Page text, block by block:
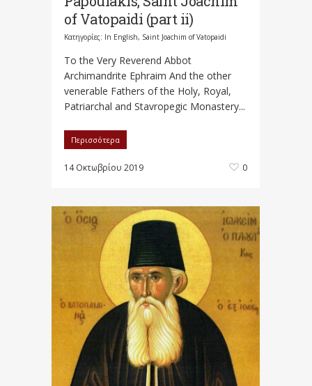
of Vatopaidi (part ii)
Κατηγορίες: In English, Saint Joachim of Vatopaidi
To the Very Reverend Abbot
Archimandrite Εphraim And the other
venerable Fathers of the Holy, Royal,
Patriarchal and Stavropegic Monastery...
Περισσότερα
14 Οκτωβρίου 2019 0